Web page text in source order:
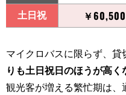
土日祝 ￥
マイクロバスに限らず、貸
りも土日祝日のほうが高く
観光客が増える繁忙期は、